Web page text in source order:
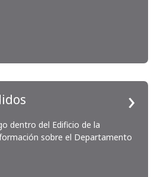
›
dentro del Edificio de la
sobre el Departamento